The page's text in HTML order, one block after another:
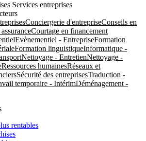
Services entreprises
Conciergerie d'entrepriseConseils en
Courtage en financement
Evènementiel - EntrepriseFormation
Formation linguistiqueInformatique -
Nettoyage - EntretienNettoyage -
Ressources humainesRéseaux et
Sécurité des entreprisesTraduction -
temporaire - IntérimDéménagement -
rentables